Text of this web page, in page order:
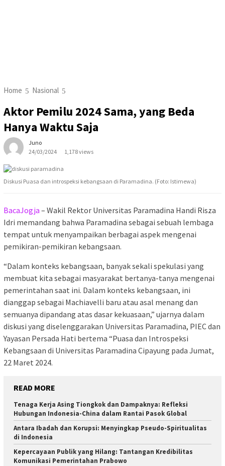
Home Nasional
Aktor Pemilu 2024 Sama, yang Beda
Hanya Waktu Saja
Juno
24/03/2024
1,178 views
Diskusi Puasa dan introspeksi kebangsaan di Paramadina. (Foto: Istimewa)
BacaJogja – Wakil Rektor Universitas Paramadina Handi Risza
Idri memandang bahwa Paramadina sebagai sebuah lembaga
tempat untuk menyampaikan berbagai aspek mengenai
pemikiran-pemikiran kebangsaan.
“Dalam konteks kebangsaan, banyak sekali spekulasi yang
membuat kita sebagai masyarakat bertanya-tanya mengenai
pemerintahan saat ini. Dalam konteks kebangsaan, ini
dianggap sebagai Machiavelli baru atau asal menang dan
semuanya dipandang atas dasar kekuasaan,” ujarnya dalam
diskusi yang diselenggarakan Universitas Paramadina, PIEC dan
Yayasan Persada Hati bertema “Puasa dan Introspeksi
Kebangsaan di Universitas Paramadina Cipayung pada Jumat,
22 Maret 2024.
READ MORE
Tenaga Kerja Asing Tiongkok dan Dampaknya: Refleksi
Hubungan Indonesia-China dalam Rantai Pasok Global
Antara Ibadah dan Korupsi: Menyingkap Pseudo-Spiritualitas
di Indonesia
Kepercayaan Publik yang Hilang: Tantangan Kredibilitas
Komunikasi Pemerintahan Prabowo